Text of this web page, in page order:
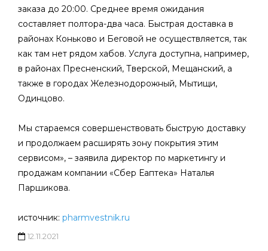
заказа до 20:00. Среднее время ожидания
составляет полтора-два часа. Быстрая доставка в
районах Коньково и Беговой не осуществляется, так
как там нет рядом хабов. Услуга доступна, например,
в районах Пресненский, Тверской, Мещанский, а
также в городах Железнодорожный, Мытищи,
Одинцово.
Мы стараемся совершенствовать быструю доставку
и продолжаем расширять зону покрытия этим
сервисом», – заявила директор по маркетингу и
продажам компании «Сбер Еаптека» Наталья
Паршикова.
источник: pharmvestnik.ru
12.11.2021